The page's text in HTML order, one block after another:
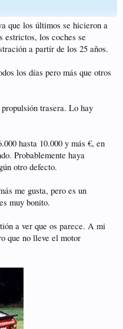
que los últimos se hicieron a
estrictos, los coches se
a partír de los 25 años.
los días pero más que otros
trasera. Lo hay
hasta 10.000 y más €, en
Probablemente haya
otro defecto.
me gusta, pero es un
muy bonito.
a ver que os parece. A mi
que no lleve el motor